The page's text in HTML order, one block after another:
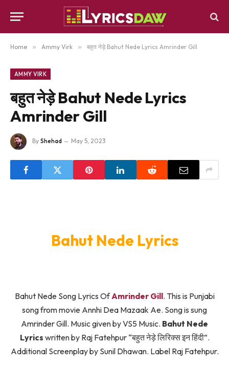
Home » Ammy Virk » बहुत नेड़े Bahut Nede Lyrics Amrinder Gill
AMMY VIRK
बहुत नेड़े Bahut Nede Lyrics
Amrinder Gill
By Shehad May 5, 2023
Bahut Nede Lyrics
Bahut Nede Song Lyrics OfAmrinder Gill. This is Punjabi
song from movie Annhi Dea Mazaak Ae. Song is sung
Amrinder Gill. Music given by VS5 Music. Bahut Nede
Lyrics written by Raj Fatehpur “बहुत नेड़े लिरिक्स इन हिंदी”.
Additional Screenplay by Sunil Dhawan. Label Raj Fatehpur.